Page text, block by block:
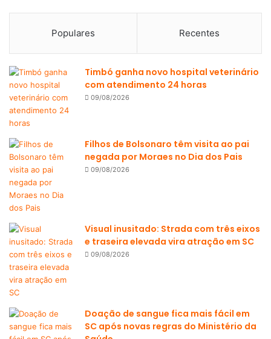
Populares Recentes
Timbó ganha novo hospital veterinário
com atendimento 24 horas
09/08/2026
Filhos de Bolsonaro têm visita ao pai
negada por Moraes no Dia dos Pais
09/08/2026
Visual inusitado: Strada com três eixos
e traseira elevada vira atração em SC
09/08/2026
Doação de sangue fica mais fácil em
SC após novas regras do Ministério da